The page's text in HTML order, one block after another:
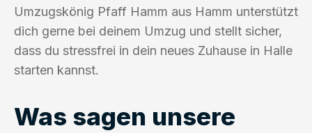
Umzugskönig Pfaff Hamm aus Hamm unterstützt
dich gerne bei deinem Umzug und stellt sicher,
dass du stressfrei in dein neues Zuhause in Halle
starten kannst.
Was sagen unsere